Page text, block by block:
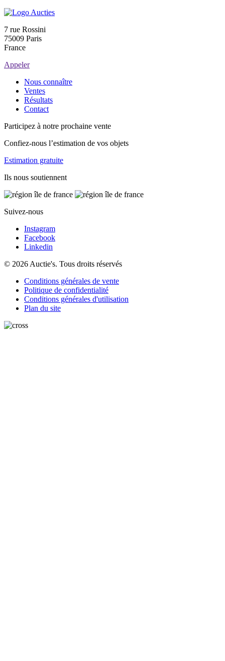
7 rue Rossini
75009 Paris
France
Appeler
Nous connaître
Ventes
Résultats
Contact
Participez à notre prochaine vente
Confiez-nous l’estimation de vos objets
Estimation gratuite
Ils nous soutiennent
Suivez-nous
Instagram
Facebook
Linkedin
© 2026 Auctie's. Tous droits réservés
Conditions générales de vente
Politique de confidentialité
Conditions générales d'utilisation
Plan du site